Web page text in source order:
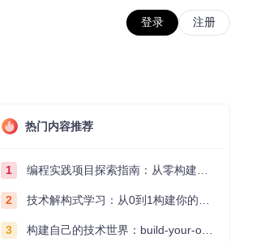
登录 注册
热门内容推荐
1 编程实践项目探索指南：从零构建技术能力体系
2 技术解构式学习：从0到1构建你的编程知识体系
3 构建自己的技术世界：build-your-own-x项目的实践探索指南